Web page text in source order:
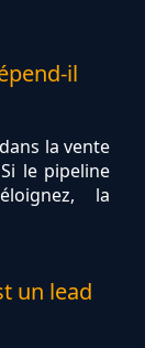
la vente
le pipeline
la
un lead